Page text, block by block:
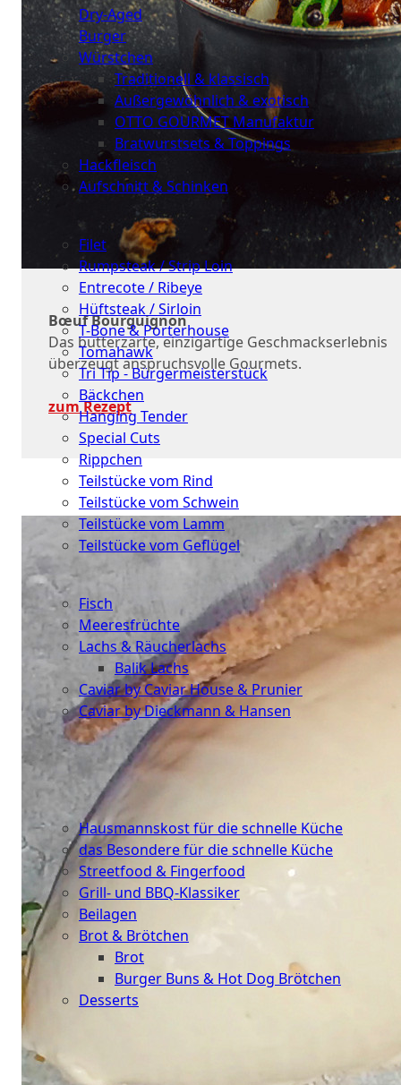
Dry-Aged
Burger
Würstchen
Traditionell & klassisch
Außergewöhnlich & exotisch
OTTO GOURMET Manufaktur
Bratwurstsets & Toppings
Hackfleisch
Aufschnitt & Schinken
Filet
Rumpsteak / Strip Loin
Entrecote / Ribeye
Hüftsteak / Sirloin
T-Bone & Porterhouse
Tomahawk
Tri Tip - Bürgermeisterstück
Bäckchen
Hanging Tender
Special Cuts
Rippchen
Teilstücke vom Rind
Teilstücke vom Schwein
Teilstücke vom Lamm
Teilstücke vom Geflügel
Seafood
Fisch
Meeresfrüchte
Lachs & Räucherlachs
Balik Lachs
Caviar by Caviar House & Prunier
Caviar by Dieckmann & Hansen
Probierpakete
Schnelle
Küche
Hausmannskost für die schnelle Küche
das Besondere für die schnelle Küche
Streetfood & Fingerfood
Grill- und BBQ-Klassiker
Beilagen
Brot & Brötchen
Brot
Burger Buns & Hot Dog Brötchen
Desserts
Sale
Bœuf Bourguignon
Das butterzarte, einzigartige Geschmackserlebnis
überzeugt anspruchsvolle Gourmets.
zum Rezept